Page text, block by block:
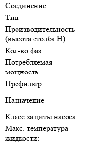
Соединение
Тип
Производительность
(высота столба Н)
Кол-во фаз
Потребляемая
мощность
Префильтр
Назначение
Класс защиты насоса:
Макс. температура
жидкости: